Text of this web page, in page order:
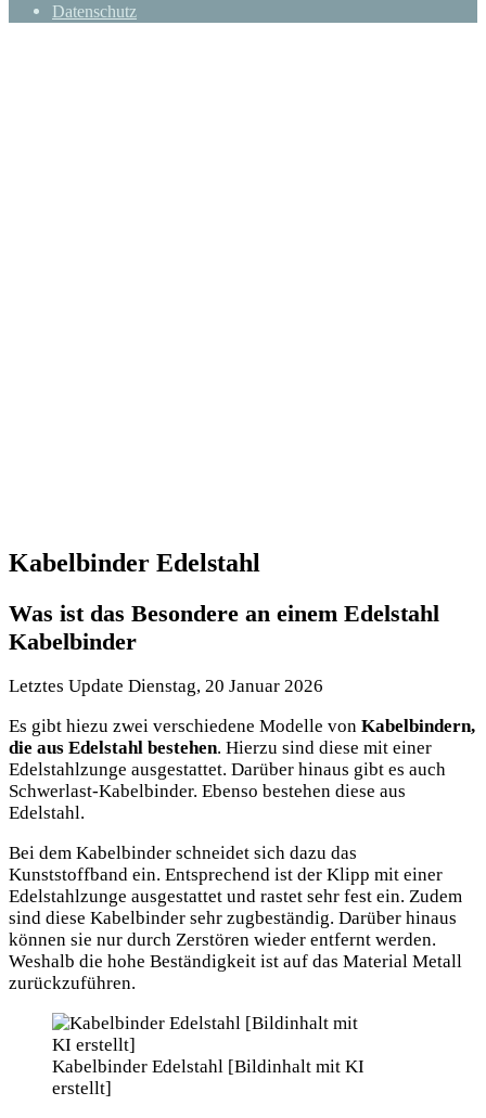
Datenschutz
Kabelbinder Edelstahl
Was ist das Besondere an einem Edelstahl
Kabelbinder
Letztes Update Dienstag, 20 Januar 2026
Es gibt hiezu zwei verschiedene Modelle von Kabelbindern,
die aus Edelstahl bestehen. Hierzu sind diese mit einer
Edelstahlzunge ausgestattet. Darüber hinaus gibt es auch
Schwerlast-Kabelbinder. Ebenso bestehen diese aus
Edelstahl.
Bei dem Kabelbinder schneidet sich dazu das
Kunststoffband ein. Entsprechend ist der Klipp mit einer
Edelstahlzunge ausgestattet und rastet sehr fest ein. Zudem
sind diese Kabelbinder sehr zugbeständig. Darüber hinaus
können sie nur durch Zerstören wieder entfernt werden.
Weshalb die hohe Beständigkeit ist auf das Material Metall
zurückzuführen.
Kabelbinder Edelstahl [Bildinhalt mit KI
erstellt]